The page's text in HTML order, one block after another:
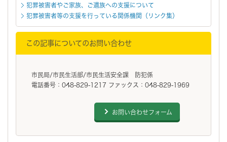
犯罪被害者やご家族、ご遺族への支援について
犯罪被害者等の支援を行っている関係機関（リンク集）
この記事についてのお問い合わせ
市民局/市民生活部/市民生活安全課 防犯係
電話番号：048-829-1217 ファックス：048-829-1969
お問い合わせフォーム